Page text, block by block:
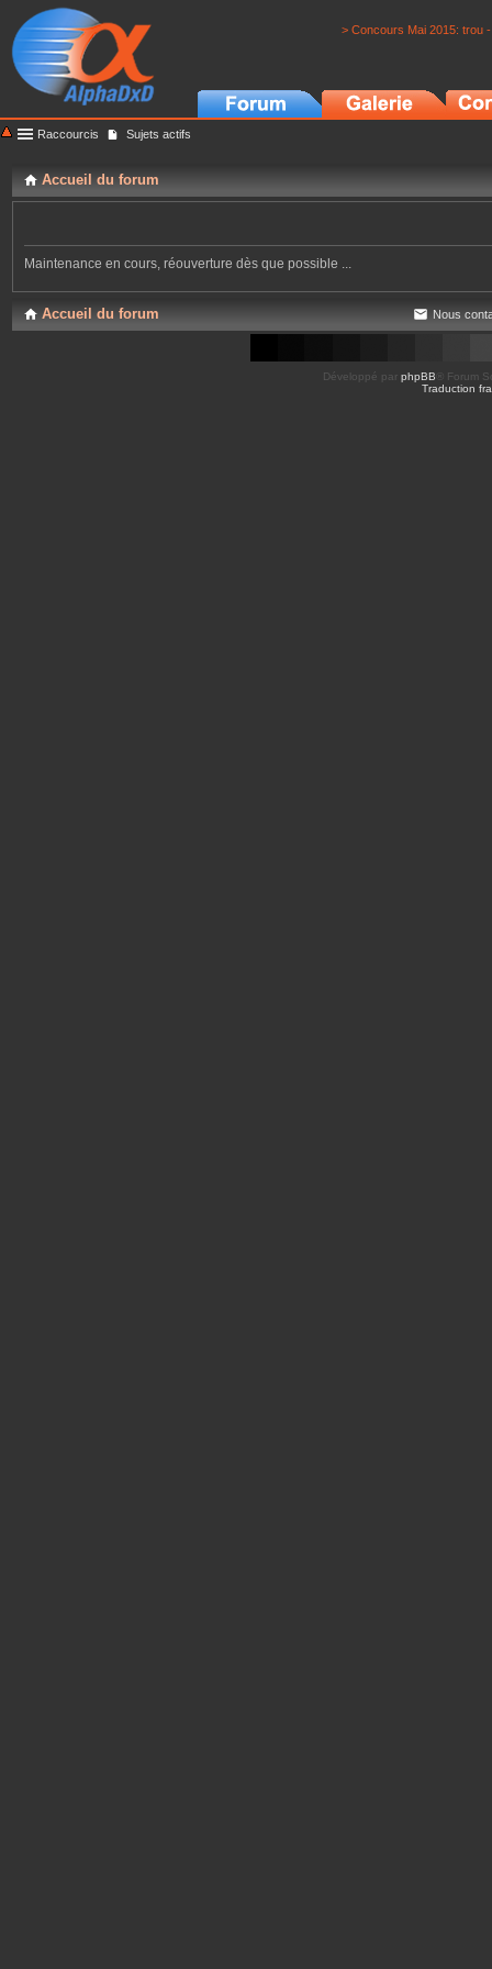
> Concours Mai 2015: trou
Raccourcis Sujets actifs
Accueil du forum
Maintenance en cours, réouverture dès que possible ...
Accueil du forum Nous
Développé par phpBB ® Forum
Traduction